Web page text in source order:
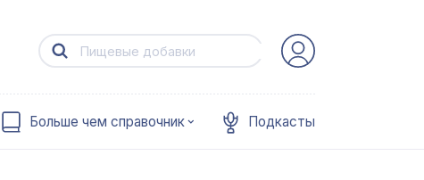
Больше чем справочник Подкасты